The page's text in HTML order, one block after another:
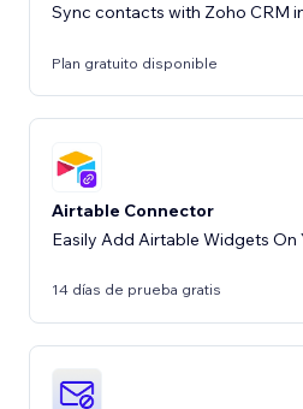
Sync contacts with Zoho CRM
Plan gratuito disponible
Airtable Connector
Easily Add Airtable Widgets On
14 días de prueba gratis